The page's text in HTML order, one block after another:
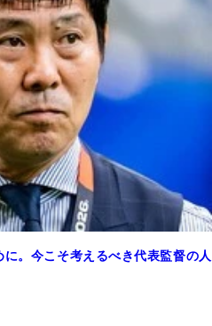
。今こそ考えるべき代表監督の人